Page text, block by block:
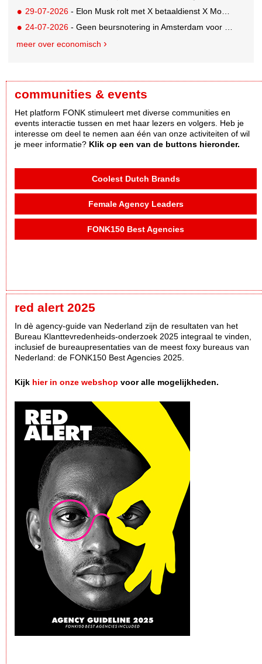
29-07-2026 - Elon Musk rolt met X betaaldienst X Money uit in VS: zorgen in Washington
24-07-2026 - Geen beursnotering in Amsterdam voor nieuw concern voedingsmerken Unilever
meer over economisch
communities & events
Het platform FONK stimuleert met diverse communities en
events interactie tussen en met haar lezers en volgers. Heb je
interesse om deel te nemen aan één van onze activiteiten of wil
je meer informatie? Klik op een van de buttons hieronder.
Coolest Dutch Brands
Female Agency Leaders
FONK150 Best Agencies
red alert 2025
In dè agency-guide van Nederland zijn de resultaten van het
Bureau Klanttevredenheids-onderzoek 2025 integraal te vinden,
inclusief de bureaupresentaties van de meest foxy bureaus van
Nederland: de FONK150 Best Agencies 2025.
Kijk hier in onze webshop voor alle mogelijkheden.